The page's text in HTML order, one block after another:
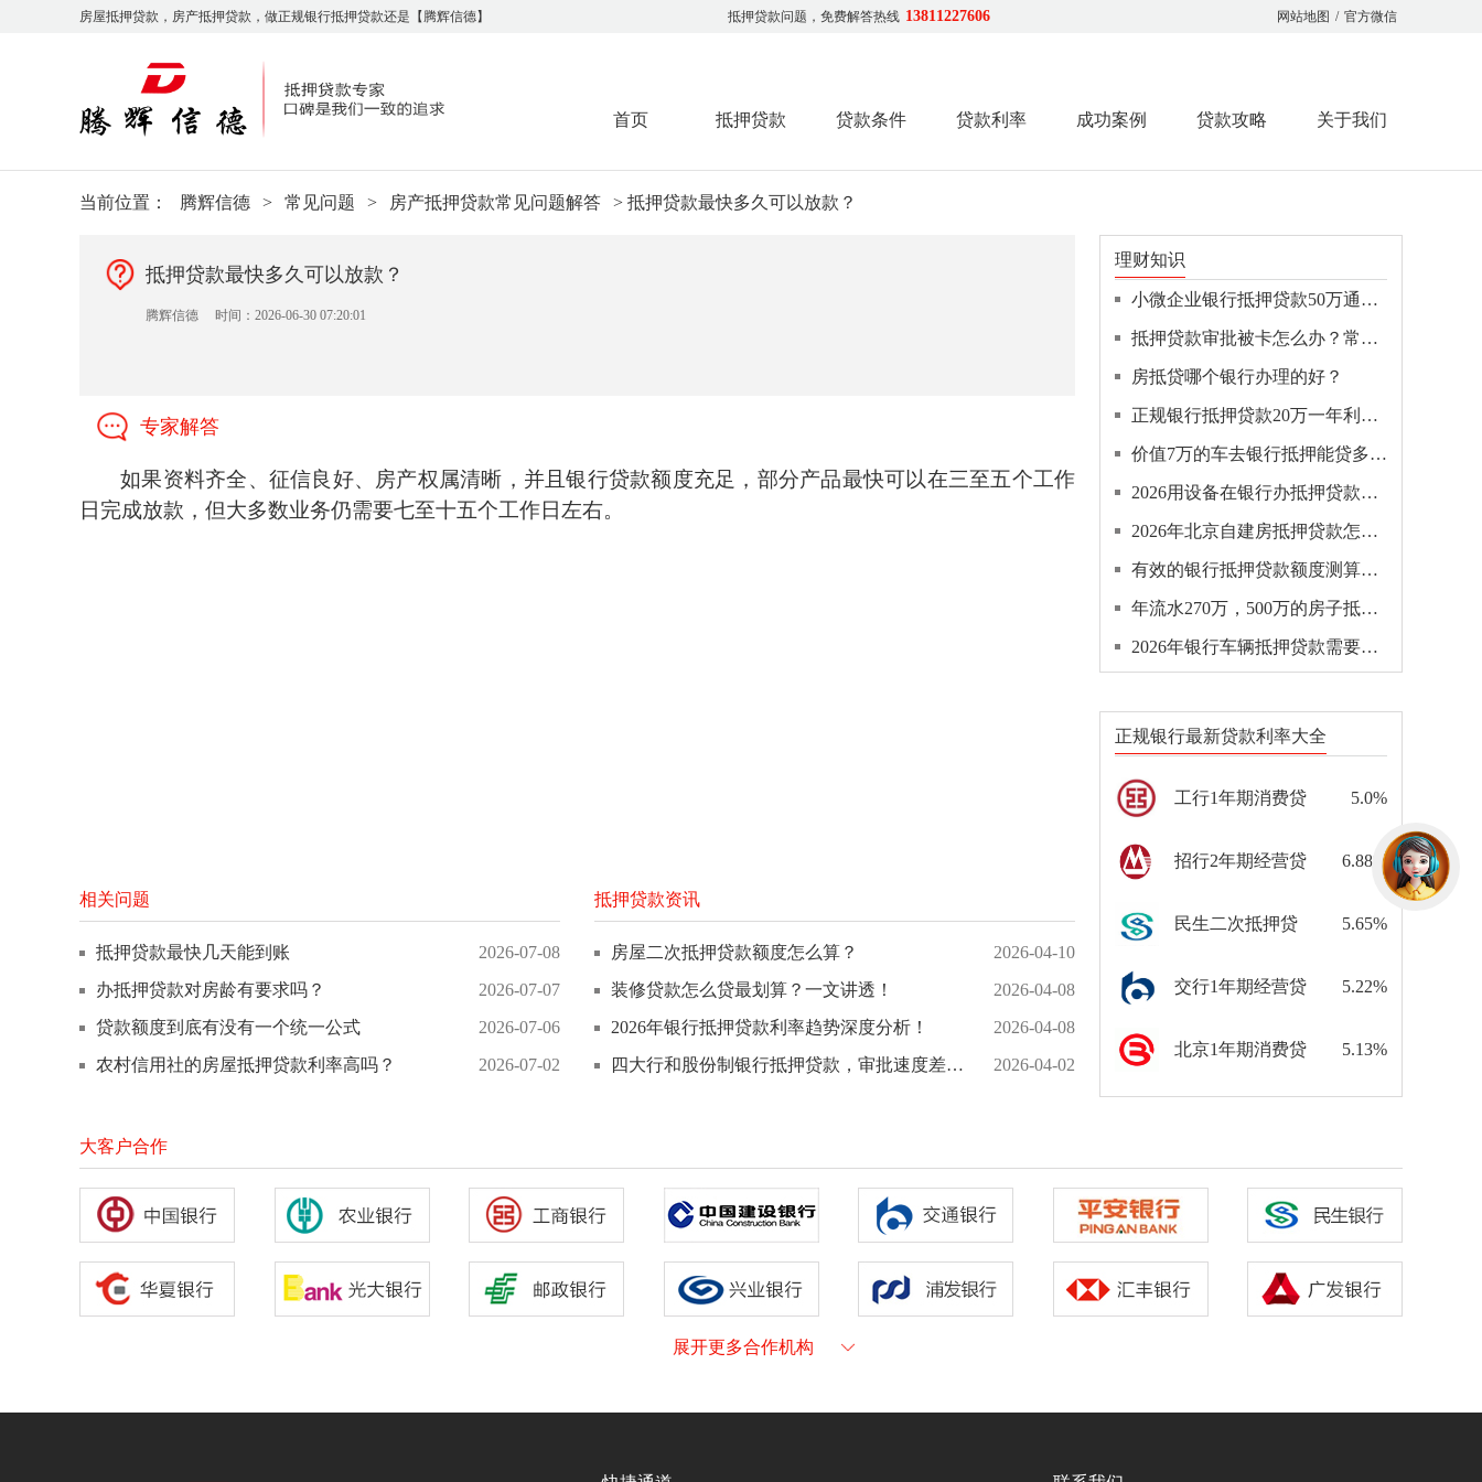
房屋抵押贷款，房产抵押贷款，做正规银行抵押贷款还是【腾辉信德】 抵押贷款问题，免费解答热线 13811227606 网站地图 / 官方微信
首页 抵押贷款 贷款条件 贷款利率 成功案例 贷款攻略 关于我们
当前位置： 腾辉信德 > 常见问题 > 房产抵押贷款常见问题解答 > 抵押贷款最快多久可以放款？
抵押贷款最快多久可以放款？
腾辉信德 时间：2026-06-30 07:20:01
专家解答
如果资料齐全、征信良好、房产权属清晰，并且银行贷款额度充足，部分产品最快可以在三至五个工作
日完成放款，但大多数业务仍需要七至十五个工作日左右。
相关问题
抵押贷款最快几天能到账
2026-07-08
办抵押贷款对房龄有要求吗？
2026-07-07
贷款额度到底有没有一个统一公式
2026-07-06
农村信用社的房屋抵押贷款利率高吗？
2026-07-02
抵押贷款资讯
房屋二次抵押贷款额度怎么算？
2026-04-10
装修贷款怎么贷最划算？一文讲透！
2026-04-08
2026年银行抵押贷款利率趋势深度分析！
2026-04-08
四大行和股份制银行抵押贷款，审批速度差在哪？
2026-04-02
理财知识
小微企业银行抵押贷款50万通常需要什么条件？一文全解！
抵押贷款审批被卡怎么办？常见原因和解决办法！
房抵贷哪个银行办理的好？
正规银行抵押贷款20万一年利息是多少？
价值7万的车去银行抵押能贷多少？
2026用设备在银行办抵押贷款多久放款下来？
2026年北京自建房抵押贷款怎么申请？
有效的银行抵押贷款额度测算方法都有哪些？
年流水270万，500万的房子抵押能贷款多少钱？
2026年银行车辆抵押贷款需要押车吗？
正规银行最新贷款利率大全
工行1年期消费贷 5.0%
招行2年期经营贷 6.88%
民生二次抵押贷 5.65%
交行1年期经营贷 5.22%
北京1年期消费贷 5.13%
大客户合作
展开更多合作机构